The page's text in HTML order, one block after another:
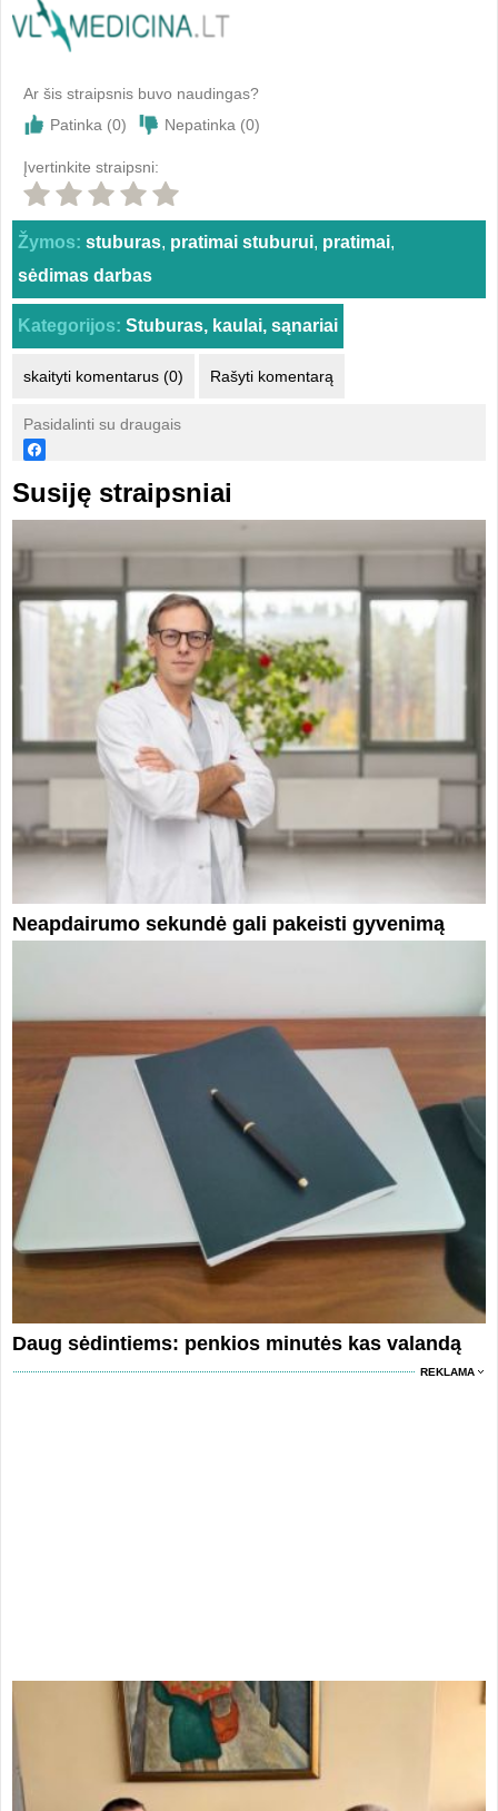
Ar šis straipsnis buvo naudingas?
Patinka (0) Nepatinka (0)
Įvertinkite straipsni:
Žymos: stuburas, pratimai stuburui, pratimai,
sėdimas darbas
Kategorijos: Stuburas, kaulai, sąnariai
skaityti komentarus (0) Rašyti komentarą
Pasidalinti su draugais
Susiję straipsniai
Neapdairumo sekundė gali pakeisti gyvenimą
Daug sėdintiems: penkios minutės kas valandą
REKLAMA